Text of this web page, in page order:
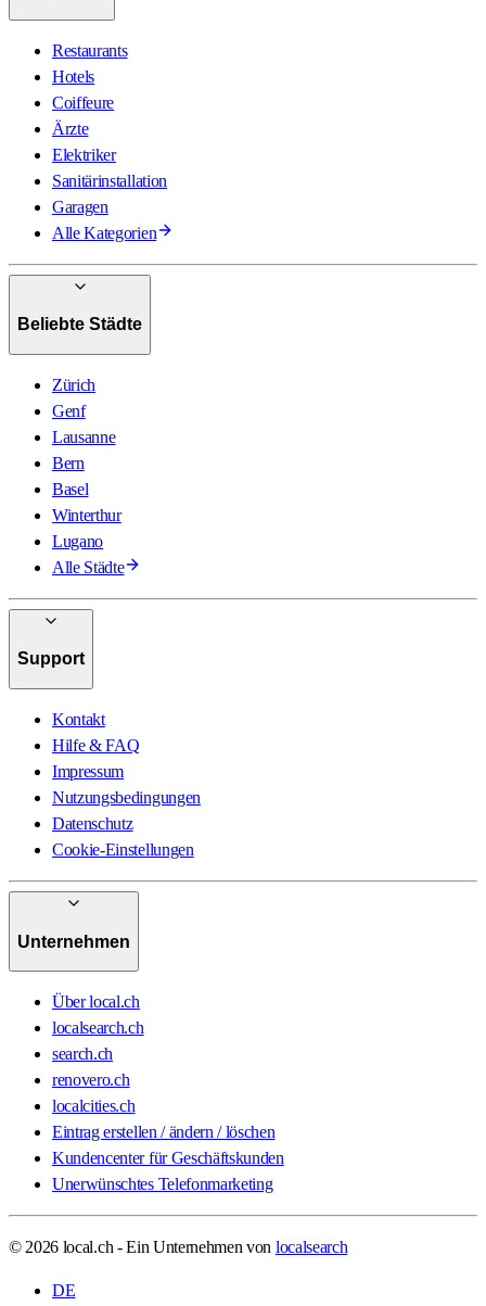
Restaurants
Hotels
Coiffeure
Ärzte
Elektriker
Sanitärinstallation
Garagen
Alle Kategorien
Beliebte Städte
Zürich
Genf
Lausanne
Bern
Basel
Winterthur
Lugano
Alle Städte
Support
Kontakt
Hilfe & FAQ
Impressum
Nutzungsbedingungen
Datenschutz
Cookie-Einstellungen
Unternehmen
Über local.ch
localsearch.ch
search.ch
renovero.ch
localcities.ch
Eintrag erstellen / ändern / löschen
Kundencenter für Geschäftskunden
Unerwünschtes Telefonmarketing
© 2026 local.ch - Ein Unternehmen von localsearch
DE